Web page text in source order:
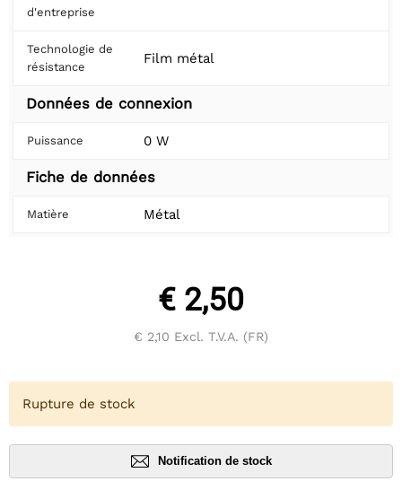
d'entreprise
Technologie de
résistance
Film métal
Données de connexion
Puissance 0 W
Fiche de données
Matière Métal
€ 2,50
€ 2,10 Excl. T.V.A. (FR)
Rupture de stock
Notification de stock